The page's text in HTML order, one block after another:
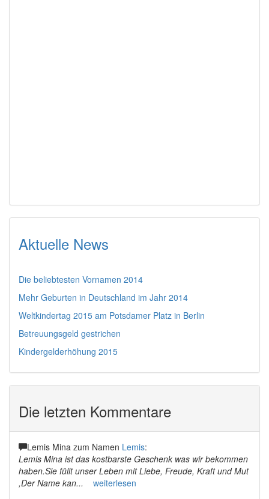
Aktuelle News
Die beliebtesten Vornamen 2014
Mehr Geburten in Deutschland im Jahr 2014
Weltkindertag 2015 am Potsdamer Platz in Berlin
Betreuungsgeld gestrichen
Kindergelderhöhung 2015
Die letzten Kommentare
Lemis Mina zum Namen Lemis:
Lemis Mina ist das kostbarste Geschenk was wir bekommen
haben.Sie füllt unser Leben mit Liebe, Freude, Kraft und Mut
,Der Name kan...
weiterlesen